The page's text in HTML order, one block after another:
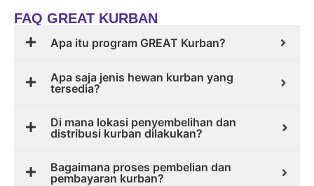
FAQ GREAT KURBAN
Apa itu program GREAT Kurban?
Apa saja jenis hewan kurban yang
tersedia?
Di mana lokasi penyembelihan dan
distribusi kurban dilakukan?
Bagaimana proses pembelian dan
pembayaran kurban?